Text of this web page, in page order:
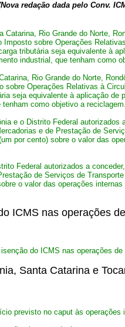
redação dada pelo Conv.
Rio Grande do Norte,
sobre Operações
tributária seja equivalente à
industrial, que tenham como
Rio Grande do Norte,
Operações Relativas à
seja equivalente à aplicação
como objetivo a reciclagem.
e o Distrito Federal
e de Prestação de
por cento) sobre o valor das
Federal autorizados a
de Serviços de
o valor das operações
ICMS nas operações
do ICMS nas operações de
Santa Catarina e
previsto no caput às operações